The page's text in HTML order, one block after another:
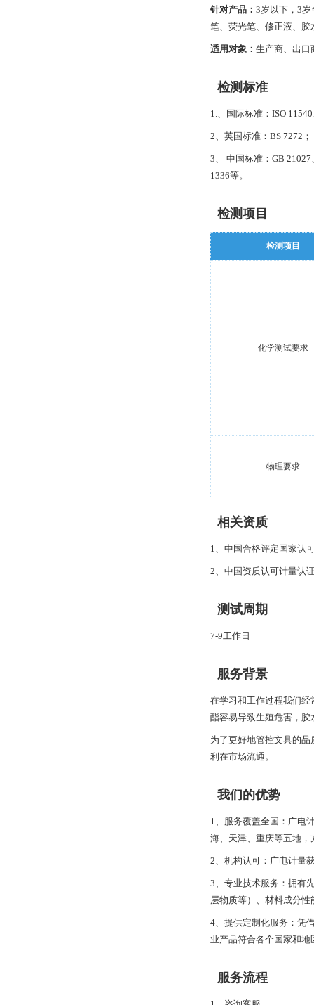
针对产品： 3岁以下，3
笔、荧光笔、修正液、
适用对象： 生产商、出口
检测标准
1.、国际标准：ISO
2、英国标准：BS 7272；
3、 中国标准：GB
1336等。
检测项目
检测项目
化学测试要求
物理要求
相关资质
1、中国合格评定国家认
2、中国资质认可计量认
测试周期
7-9工作日
服务背景
在学习和工作过程我们
酯容易导致生殖危害，
为了更好地管控文具的
利在市场流通。
我们的优势
1、服务覆盖全国：广电
海、天津、重庆等五地
2、机构认可：广电计量
3、专业技术服务：拥有
层物质等）、材料成分
4、提供定制化服务：凭
业产品符合各个国家和地
服务流程